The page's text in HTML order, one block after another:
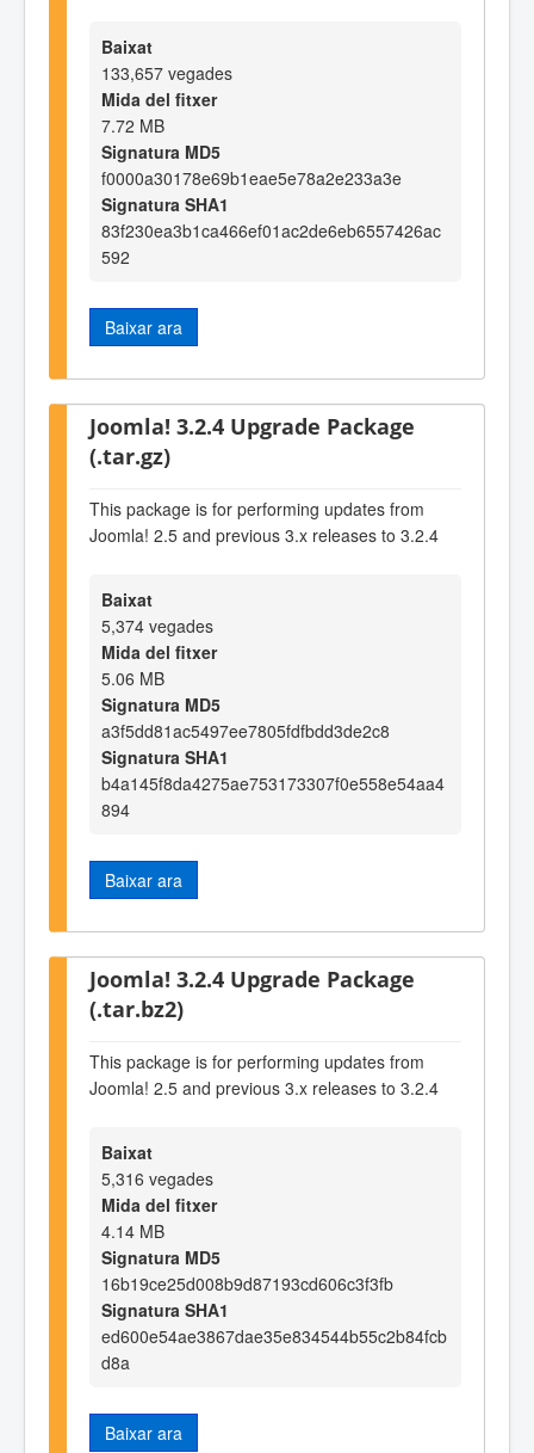
Baixat
133,657 vegades
Mida del fitxer
7.72 MB
Signatura MD5
f0000a30178e69b1eae5e78a2e233a3e
Signatura SHA1
83f230ea3b1ca466ef01ac2de6eb6557426ac
592
Baixar ara
Joomla! 3.2.4 Upgrade Package
(.tar.gz)
This package is for performing updates from
Joomla! 2.5 and previous 3.x releases to 3.2.4
Baixat
5,374 vegades
Mida del fitxer
5.06 MB
Signatura MD5
a3f5dd81ac5497ee7805fdfbdd3de2c8
Signatura SHA1
b4a145f8da4275ae753173307f0e558e54aa4
894
Baixar ara
Joomla! 3.2.4 Upgrade Package
(.tar.bz2)
This package is for performing updates from
Joomla! 2.5 and previous 3.x releases to 3.2.4
Baixat
5,316 vegades
Mida del fitxer
4.14 MB
Signatura MD5
16b19ce25d008b9d87193cd606c3f3fb
Signatura SHA1
ed600e54ae3867dae35e834544b55c2b84fcb
d8a
Baixar ara